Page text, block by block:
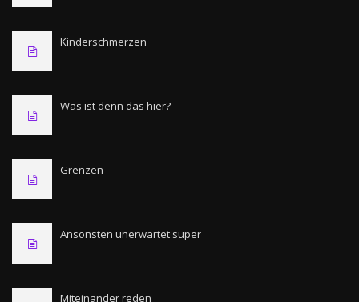
Kinderschmerzen
Was ist denn das hier?
Grenzen
Ansonsten unerwartet super
Miteinander reden